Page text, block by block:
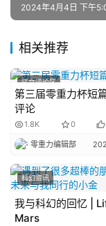
主
题
科
幻
小
说
库
2024年4月4日 下午
相关推荐
征文评论区
第三届零重力杯短
评论
1.8K 0
零重力编辑部
科幻资讯
我与科幻的回忆 |
Mars